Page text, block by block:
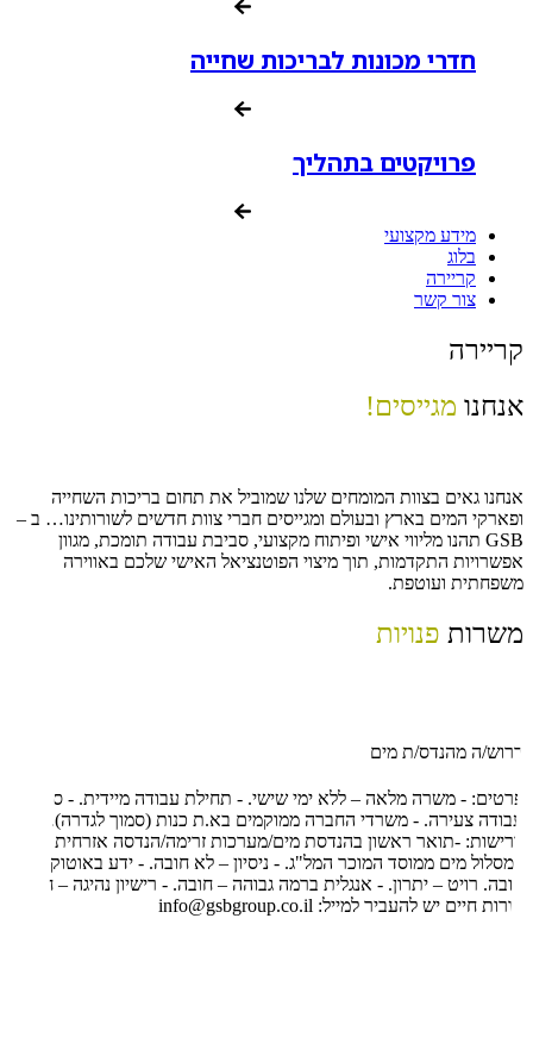
חדרי מכונות לבריכות שחייה
פרויקטים בתהליך
מידע מקצועי
בלוג
קריירה
צור קשר
קריירה
אנחנו מגייסים!
אנחנו גאים בצוות המומחים שלנו שמוביל את תחום בריכות השחייה
ופארקי המים בארץ ובעולם ומגייסים חברי צוות חדשים לשורותינו… ב –
GSB תהנו מליווי אישי ופיתוח מקצועי, סביבת עבודה תומכת, מגוון
אפשרויות התקדמות, תוך מיצוי הפוטנציאל האישי שלכם באווירה
משפחתית ועוטפת.
משרות פנויות
דרוש/ה מהנדס/ת מים
פרטים: - משרה מלאה – ללא ימי שישי. - תחילת עבודה מיידית. - סביבת
עבודה צעירה. - משרדי החברה ממוקמים בא.ת כנות (סמוך לגדרה).
דרישות: -תואר ראשון בהנדסת מים/מערכות זרימה/הנדסה אזרחית
במסלול מים ממוסד המוכר המל"ג. - ניסיון – לא חובה. - ידע באוטוקד –
חובה. רויט – יתרון. - אנגלית ברמה גבוהה – חובה. - רישיון נהיגה – חובה.
קורות חיים יש להעביר למייל: info@gsbgroup.co.il